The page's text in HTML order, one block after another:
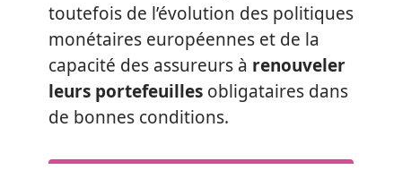
toutefois de l’évolution des politiques
monétaires européennes et de la
capacité des assureurs à renouveler
leurs portefeuilles obligataires dans
de bonnes conditions.